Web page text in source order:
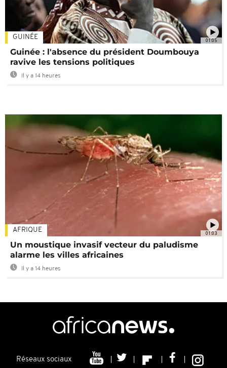
01:05
GUINÉE
Guinée : l'absence du président Doumbouya
ravive les tensions politiques
Il y a 14 heures
01:03
AFRIQUE
Un moustique invasif vecteur du paludisme
alarme les villes africaines
Il y a 14 heures
Réseaux sociaux